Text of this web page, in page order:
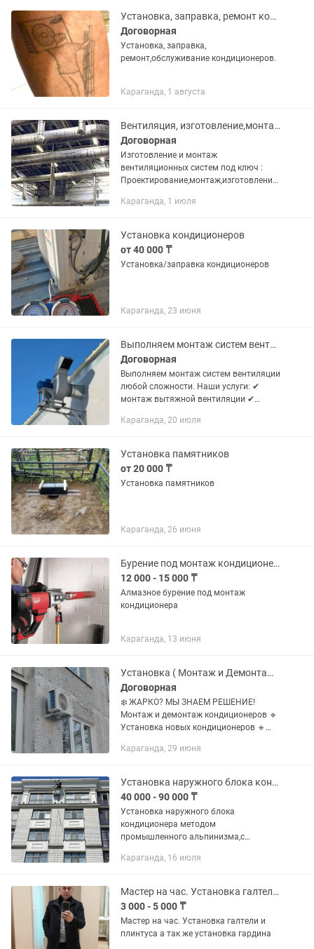
Установка, заправка, ремонт кондиционеров.
Договорная
Установка, заправка,
ремонт,обслуживание кондиционеров.
Караганда, 1 августа
Вентиляция, изготовление,монтаж,проектирование, пусконаладка
Договорная
Изготовление и монтаж
вентиляционных систем под ключ :
Проектирование,монтаж,изготовление
Казахстану на любых объектах -
Караганда, 1 июля
Установка кондиционеров
от 40 000 ₸
Установка/заправка кондиционеров
Караганда, 23 июня
Выполняем монтаж систем вентиляции любой сложности
Договорная
Выполняем монтаж систем вентиляции
любой сложности. Наши услуги: ✔
монтаж вытяжной вентиляции ✔
установка кухонных вытяжных зонтов
вентиляция...
Караганда, 20 июля
Установка памятников
от 20 000 ₸
Установка памятников
Караганда, 26 июня
Бурение под монтаж кондиционера
12 000 - 15 000 ₸
Алмазное бурение под монтаж
кондиционера
Караганда, 13 июня
Установка ( Монтаж и Демонтаж ) Кондиционеров
Договорная
❄️ ЖАРКО? МЫ ЗНАЕМ РЕШЕНИЕ!
Монтаж и демонтаж кондиционеров 🔹
Установка новых кондиционеров 🔹
на другое место 🔹 Обслуживание и
Караганда, 29 июня
Установка наружного блока кондиционера Альпинистом
40 000 - 90 000 ₸
Установка наружного блока
кондиционера методом
промышленного альпинизма,с
фасаде здания. Установка
здания.Красиво и качественно...
Караганда, 16 июля
Мастер на час. Установка галтели и плинтуса стелить линолеум.
3 000 - 5 000 ₸
Мастер на час. Установка галтели и
плинтуса а так же установка гардина